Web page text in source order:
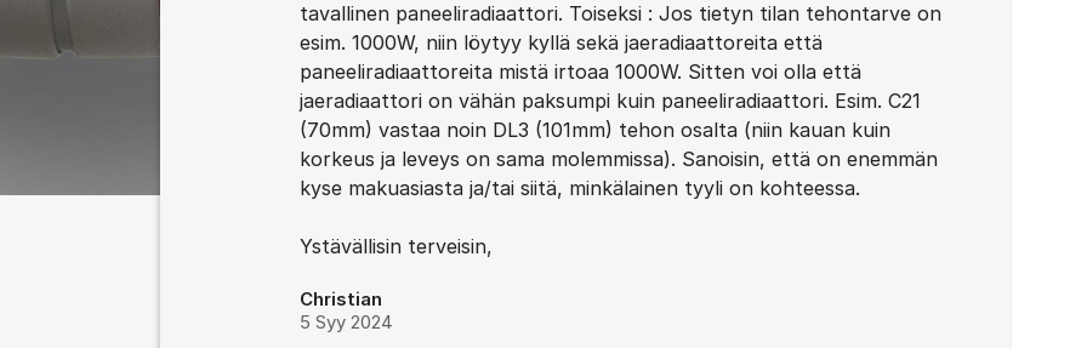
tavallinen paneeliradiaattori. Toiseksi : Jos tietyn tilan tehontarve on
esim. 1000W, niin löytyy kyllä sekä jaeradiaattoreita että
paneeliradiaattoreita mistä irtoaa 1000W. Sitten voi olla että
jaeradiaattori on vähän paksumpi kuin paneeliradiaattori. Esim. C21
(70mm) vastaa noin DL3 (101mm) tehon osalta (niin kauan kuin
korkeus ja leveys on sama molemmissa). Sanoisin, että on enemmän
kyse makuasiasta ja/tai siitä, minkälainen tyyli on kohteessa.
Ystävällisin terveisin,
Christian
5 Syy 2024